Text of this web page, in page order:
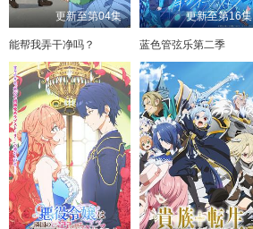
更新至第04集
能帮我弄干净吗？
更新至第16集
蓝色管弦乐第二季